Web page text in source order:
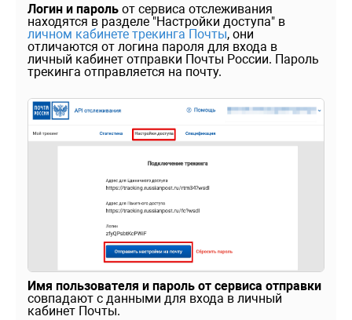
Логин и пароль от сервиса отслеживания
находятся в разделе "Настройки доступа" в
личном кабинете трекинга Почты, они
отличаются от логина пароля для входа в
личный кабинет отправки Почты России. Пароль
трекинга отправляется на почту.
Имя пользователя и пароль от сервиса отправки
совпадают с данными для входа в личный
кабинет Почты.